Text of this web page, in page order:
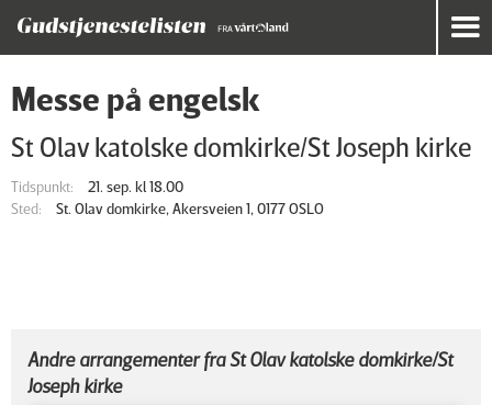
Messe på engelsk
St Olav katolske domkirke/St Joseph kirke
Tidspunkt:
21. sep. kl 18.00
Sted:
St. Olav domkirke, Akersveien 1, 0177 OSLO
Andre arrangementer fra St Olav katolske domkirke/St
Joseph kirke